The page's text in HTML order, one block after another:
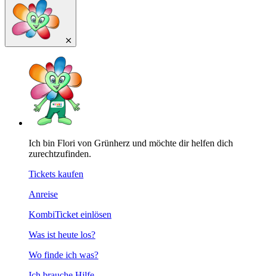
Ich bin Flori von Grünherz und möchte dir helfen dich
zurechtzufinden.
Tickets kaufen
Anreise
KombiTicket einlösen
Was ist heute los?
Wo finde ich was?